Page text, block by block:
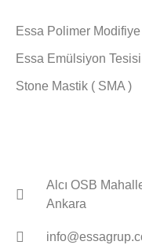
Essa Polimer Modifiye
Essa Emülsiyon Tesisi
Stone Mastik ( SMA )
Alcı OSB
Ankara